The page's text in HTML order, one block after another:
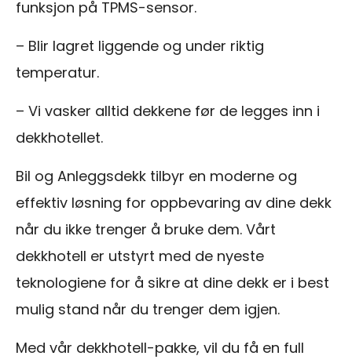
funksjon på TPMS-sensor.
– Blir lagret liggende og under riktig
temperatur.
– Vi vasker alltid dekkene før de legges inn i
dekkhotellet.
Bil og Anleggsdekk tilbyr en moderne og
effektiv løsning for oppbevaring av dine dekk
når du ikke trenger å bruke dem. Vårt
dekkhotell er utstyrt med de nyeste
teknologiene for å sikre at dine dekk er i best
mulig stand når du trenger dem igjen.
Med vår dekkhotell-pakke, vil du få en full